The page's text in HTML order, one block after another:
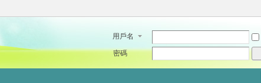
用戶名
密碼